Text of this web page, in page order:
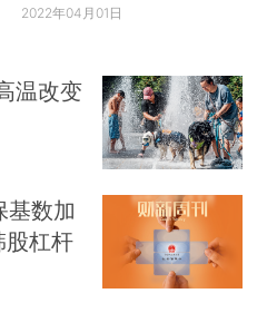
2022年04月01日
温改变
基数加
股杠杆